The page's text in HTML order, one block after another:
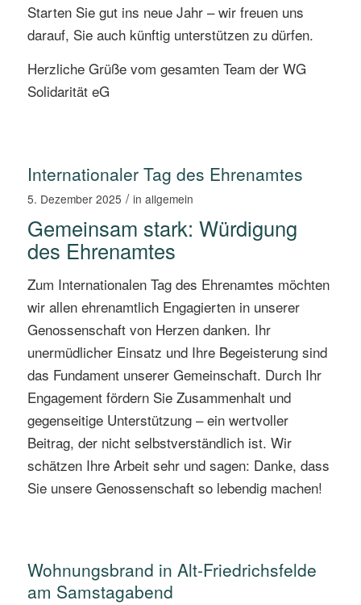
Starten Sie gut ins neue Jahr – wir freuen uns
darauf, Sie auch künftig unterstützen zu dürfen.
Herzliche Grüße vom gesamten Team der WG
Solidarität eG
Internationaler Tag des Ehrenamtes
5. Dezember 2025 / in allgemein
Gemeinsam stark: Würdigung
des Ehrenamtes
Zum Internationalen Tag des Ehrenamtes möchten
wir allen ehrenamtlich Engagierten in unserer
Genossenschaft von Herzen danken. Ihr
unermüdlicher Einsatz und Ihre Begeisterung sind
das Fundament unserer Gemeinschaft. Durch Ihr
Engagement fördern Sie Zusammenhalt und
gegenseitige Unterstützung – ein wertvoller
Beitrag, der nicht selbstverständlich ist. Wir
schätzen Ihre Arbeit sehr und sagen: Danke, dass
Sie unsere Genossenschaft so lebendig machen!
Wohnungsbrand in Alt-Friedrichsfelde
am Samstagabend